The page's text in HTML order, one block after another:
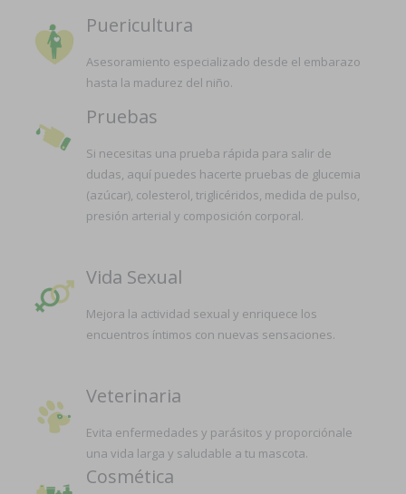
Puericultura
Asesoramiento especializado desde el embarazo
hasta la madurez del niño.
Pruebas
Si necesitas una prueba rápida para salir de
dudas, aquí puedes hacerte pruebas de glucemia
(azúcar), colesterol, triglicéridos, medida de pulso,
presión arterial y composición corporal.
Vida Sexual
Mejora la actividad sexual y enriquece los
encuentros íntimos con nuevas sensaciones.
Veterinaria
Evita enfermedades y parásitos y proporciónale
una vida larga y saludable a tu mascota.
Cosmética